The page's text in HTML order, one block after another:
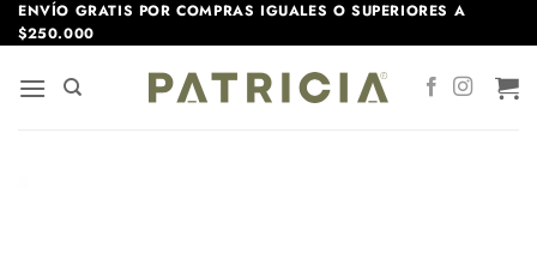
Saltar
al
contenido
ENVÍO GRATIS POR COMPRAS IGUALES O SUPERIORES A
$250.000